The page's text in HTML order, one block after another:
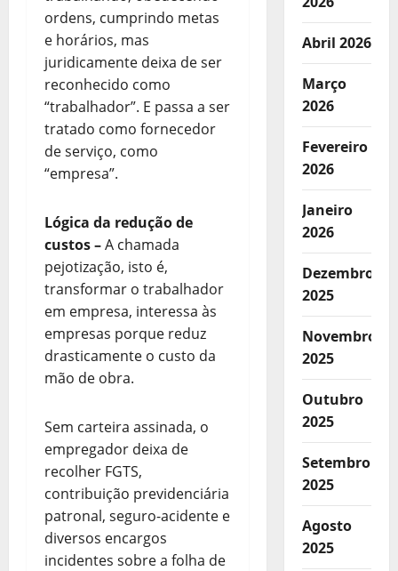
ordens, cumprindo metas
e horários, mas
juridicamente deixa de ser
reconhecido como
“trabalhador”. E passa a ser
tratado como fornecedor
de serviço, como
“empresa”.
Lógica da redução de
custos–A chamada
pejotização, isto é,
transformar o trabalhador
em empresa, interessa às
empresas porque reduz
drasticamente o custo da
mão de obra.
Sem carteira assinada, o
empregador deixa de
recolher FGTS,
contribuição previdenciária
patronal, seguro-acidente e
diversos encargos
incidentes sobre a folha de
Abril 2026
Março
2026
Fevereiro
2026
Janeiro
2026
Dezembro
2025
Novembro
2025
Outubro
2025
Setembro
2025
Agosto
2025